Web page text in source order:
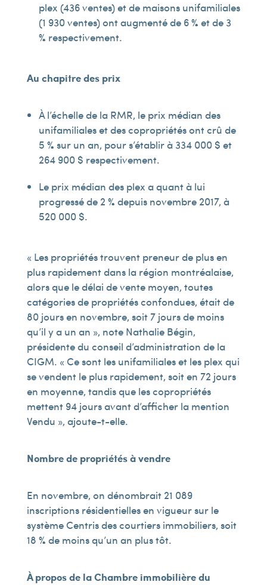
plex (436 ventes) et de maisons unifamiliales
(1 930 ventes) ont augmenté de 6 % et de 3
% respectivement.
Au chapitre des prix
À l’échelle de la RMR, le prix médian des
unifamiliales et des copropriétés ont crû de
5 % sur un an, pour s’établir à 334 000 $ et
264 900 $ respectivement.
Le prix médian des plex a quant à lui
progressé de 2 % depuis novembre 2017, à
520 000 $.
« Les propriétés trouvent preneur de plus en
plus rapidement dans la région montréalaise,
alors que le délai de vente moyen, toutes
catégories de propriétés confondues, était de
80 jours en novembre, soit 7 jours de moins
qu’il y a un an », note Nathalie Bégin,
présidente du conseil d’administration de la
CIGM. « Ce sont les unifamiliales et les plex qui
se vendent le plus rapidement, soit en 72 jours
en moyenne, tandis que les copropriétés
mettent 94 jours avant d’afficher la mention
Vendu », ajoute-t-elle.
Nombre de propriétés à vendre
En novembre, on dénombrait 21 089
inscriptions résidentielles en vigueur sur le
système Centris des courtiers immobiliers, soit
18 % de moins qu’un an plus tôt.
À propos de la Chambre immobilière du